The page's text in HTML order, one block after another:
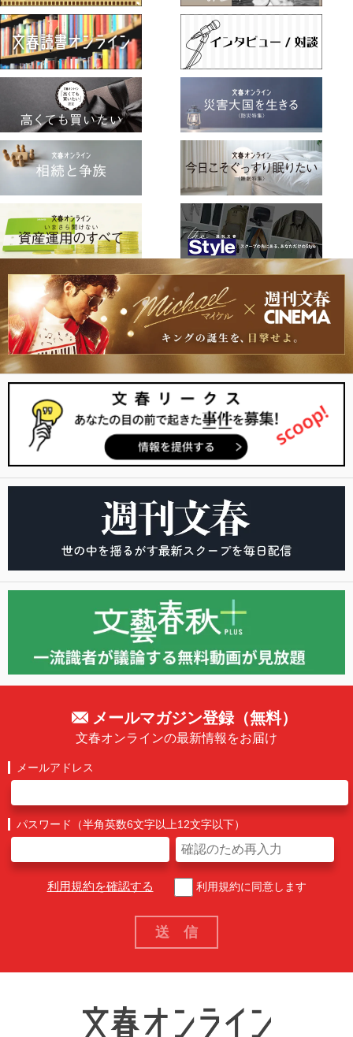
メールマガジン登録（無料）
文春オンラインの最新情報をお届け
メールアドレス
パスワード（半角英数6文字以上12文字以下）
利用規約を確認する 利用規約に同意します